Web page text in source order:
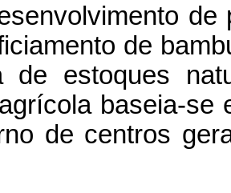
de
de
de estoques
baseia-se
de centros